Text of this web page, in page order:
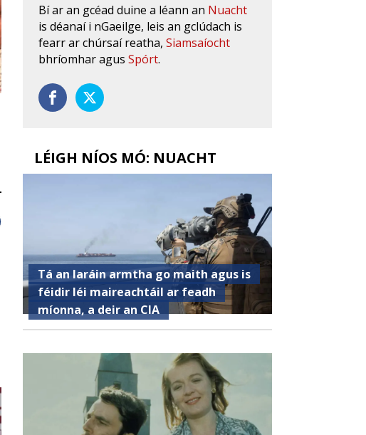
Bí ar an gcéad duine a léann an Nuacht
is déanaí i nGaeilge, leis an gclúdach is
fearr ar chúrsaí reatha,Siamsaíocht
bhríomhar agusSpórt.
LÉIGH NÍOS MÓ: NUACHT
Tá an Iaráin armtha go maith agus is
féidir léi maireachtáil ar feadh
míonna, a deir an CIA